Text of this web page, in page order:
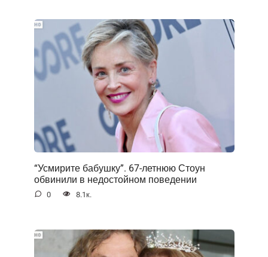
“Усмирите бабушку”. 67-летнюю Стоун
обвинили в недостойном поведении
0 8.1к.